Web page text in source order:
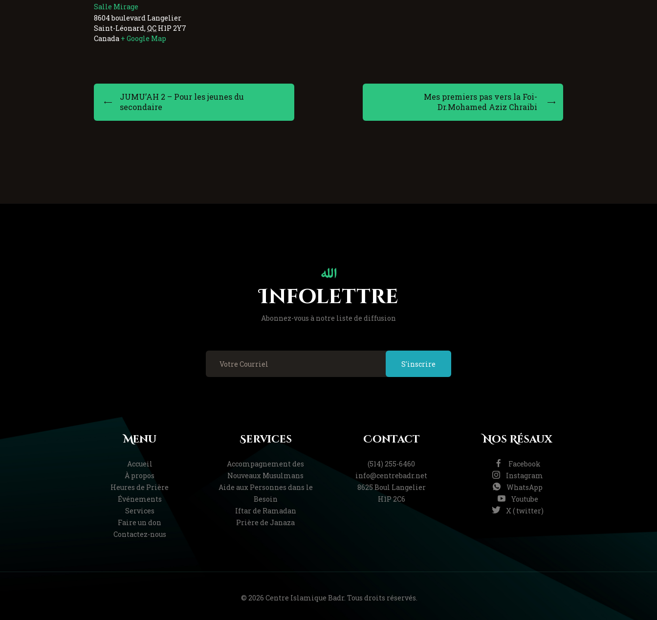
Salle Mirage
8604 boulevard Langelier
Saint-Léonard, QC H1P 2Y7
Canada + Google Map
JUMU’AH 2 – Pour les jeunes du
secondaire
Mes premiers pas vers la Foi-
Dr.Mohamed Aziz Chraibi
Infolettre
Abonnez-vous à notre liste de diffusion
S'inscrire
Menu
Accueil
À propos
Heures de Prière
Événements
Services
Faire un don
Contactez-nous
Services
Accompagnement des
Nouveaux Musulmans
Aide aux Personnes dans le
Besoin
Iftar de Ramadan
Prière de Janaza
Contact
(514) 255-6460
info@centrebadr.net
8625 Boul Langelier
H1P 2C6
Nos Résaux
Facebook
Instagram
WhatsApp
Youtube
X ( twitter)
© 2026 Centre Islamique Badr. Tous droits réservés.